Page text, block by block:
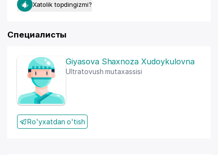
Xatolik topdingizmi?
Специалисты
Giyasova Shaxnoza Xudoykulovna
Ultratovush mutaxassisi
Ro'yxatdan o'tish